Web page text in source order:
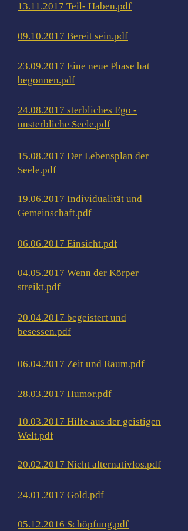
13.11.2017 Teil- Haben.pdf
09.10.2017 Bereit sein.pdf
23.09.2017 Eine neue Phase hat
begonnen.pdf
24.08.2017 sterbliches Ego -
unsterbliche Seele.pdf
15.08.2017 Der Lebensplan der
Seele.pdf
19.06.2017 Individualität und
Gemeinschaft.pdf
06.06.2017 Einsicht.pdf
04.05.2017 Wenn der Körper
streikt.pdf
20.04.2017 begeistert und
besessen.pdf
06.04.2017 Zeit und Raum.pdf
28.03.2017 Humor.pdf
10.03.2017 Hilfe aus der geistigen
Welt.pdf
20.02.2017 Nicht alternativlos.pdf
24.01.2017 Gold.pdf
05.12.2016 Schöpfung.pdf